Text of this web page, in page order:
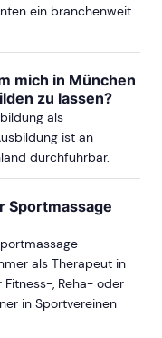
ein branchenweit
mich in München
zu lassen?
als
ist an
durchführbar.
Sportmassage
als Therapeut in
Fitness-, Reha- oder
in Sportvereinen